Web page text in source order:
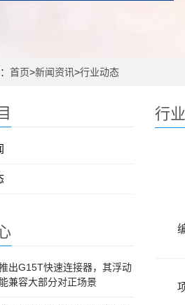
首页>新闻资讯>行业动态
行
编
出G15T快速连接器，其浮动
兼容大部分对正场景